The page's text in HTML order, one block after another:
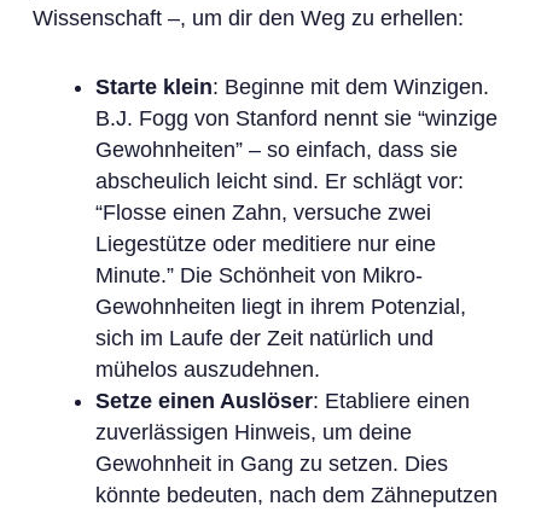
Wissenschaft –, um dir den Weg zu erhellen:
Starte klein: Beginne mit dem Winzigen.
B.J. Fogg von Stanford nennt sie “winzige
Gewohnheiten” – so einfach, dass sie
abscheulich leicht sind. Er schlägt vor:
“Flosse einen Zahn, versuche zwei
Liegestütze oder meditiere nur eine
Minute.” Die Schönheit von Mikro-
Gewohnheiten liegt in ihrem Potenzial,
sich im Laufe der Zeit natürlich und
mühelos auszudehnen.
Setze einen Auslöser: Etabliere einen
zuverlässigen Hinweis, um deine
Gewohnheit in Gang zu setzen. Dies
könnte bedeuten, nach dem Zähneputzen